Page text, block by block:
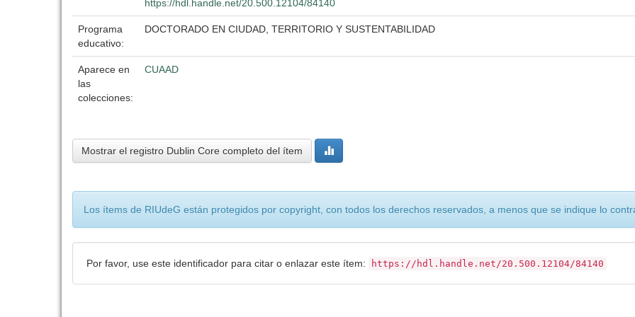
https://hdl.handle.net/20.500.12104/84140
Programa
educativo:
DOCTORADO EN CIUDAD, TERRITORIO Y SUSTENTABILIDAD
Aparece en
las
colecciones:
CUAAD
Mostrar el registro Dublin Core completo del ítem
Los ítems de RIUdeG están protegidos por copyright, con todos los derechos reservados, a menos que se indique lo
Por favor, use este identificador para citar o enlazar este ítem: https://hdl.handle.net/20.500.12104/84140